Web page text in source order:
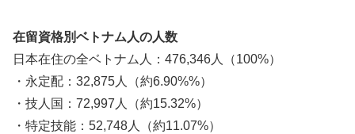
在留資格別ベトナム人の人数
日本在住の全ベトナム人：476,346人（100%）
・永定配：32,875人（約6.90%%）
・技人国：72,997人（約15.32%）
・特定技能：52,748人（約11.07%）